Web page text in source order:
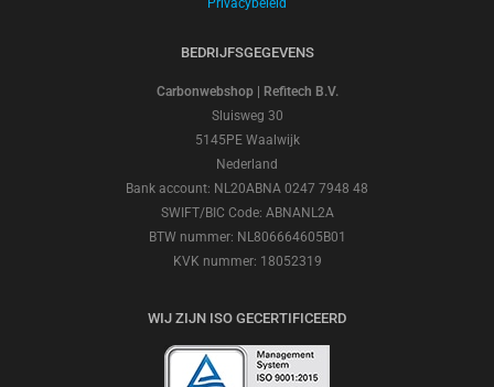
BEDRIJFSGEGEVENS
Carbonwebshop | Refitech B.V.
Sluisweg 30
5145PE Waalwijk
Nederland
Bank account: NL20ABNA 0247 7948 48
SWIFT/BIC Code: ABNANL2A
BTW nummer: NL806664605B01
KVK nummer: 18052319
WIJ ZIJN ISO GECERTIFICEERD